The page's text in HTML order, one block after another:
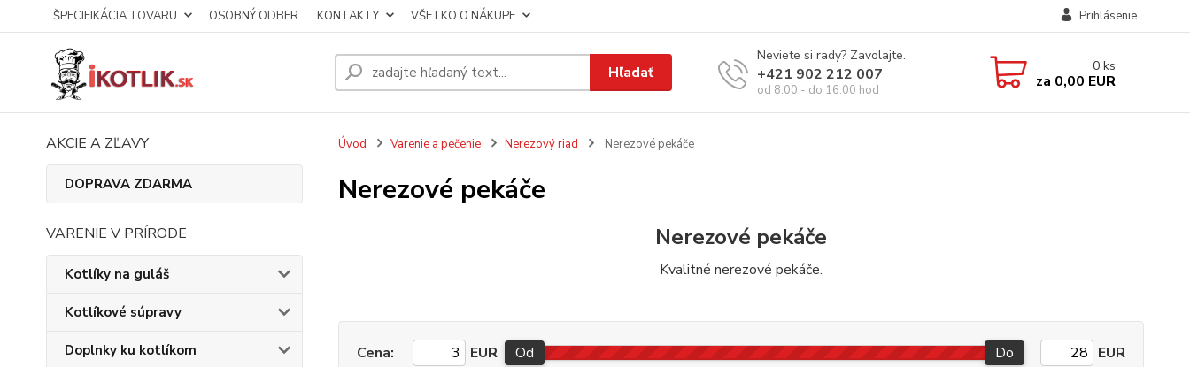
ŠPECIFIKÁCIA TOVARU OSOBNÝ ODBER KONTAKTY VŠETKO O NÁKUPE Prihlásenie
Hľadať
Neviete si rady? Zavolajte.
+421 902 212 007
od 8:00 - do 16:00 hod
0 ks
za 0,00 EUR
AKCIE A ZĽAVY
DOPRAVA ZDARMA
VARENIE V PRÍRODE
Kotlíky na guláš
Kotlíkové súpravy
Doplnky ku kotlíkom
Úvod Varenie a pečenie Nerezový riad Nerezové pekáče
Nerezové pekáče
Nerezové pekáče
Kvalitné nerezové pekáče.
Cena: EUR Od Do EUR